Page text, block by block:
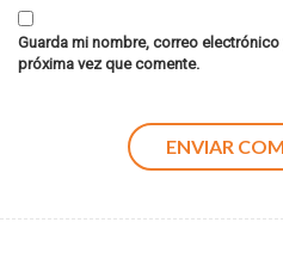
Guarda mi nombre, correo
próxima vez que comente.